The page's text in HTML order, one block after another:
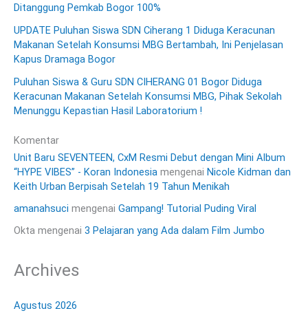
Ditanggung Pemkab Bogor 100%
UPDATE Puluhan Siswa SDN Ciherang 1 Diduga Keracunan
Makanan Setelah Konsumsi MBG Bertambah, Ini Penjelasan
Kapus Dramaga Bogor
Puluhan Siswa & Guru SDN CIHERANG 01 Bogor Diduga
Keracunan Makanan Setelah Konsumsi MBG, Pihak Sekolah
Menunggu Kepastian Hasil Laboratorium !
Komentar
Unit Baru SEVENTEEN, CxM Resmi Debut dengan Mini Album
“HYPE VIBES” - Koran Indonesia mengenai Nicole Kidman dan
Keith Urban Berpisah Setelah 19 Tahun Menikah
amanahsuci mengenai Gampang! Tutorial Puding Viral
Okta mengenai 3 Pelajaran yang Ada dalam Film Jumbo
Archives
Agustus 2026